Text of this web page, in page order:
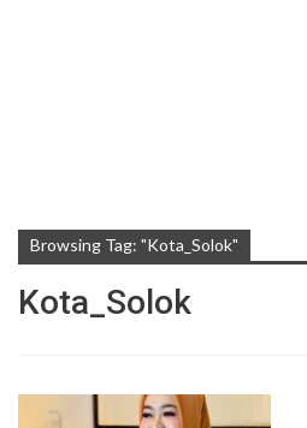
Browsing Tag: "Kota_Solok"
Kota_Solok